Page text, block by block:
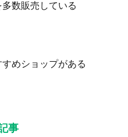
数販売している
めショップがある
事